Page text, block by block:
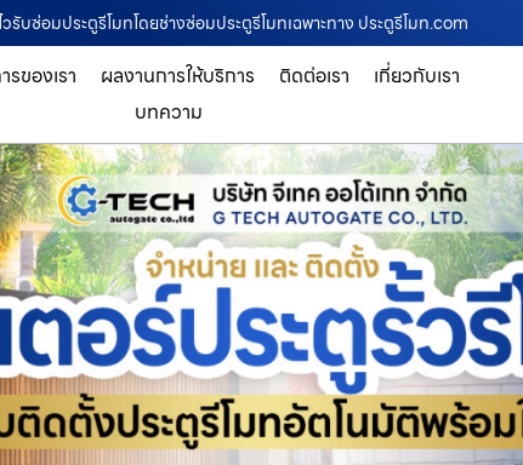
รับซ่อมประตูรีโมทโดยช่างซ่อมประตูรีโมทเฉพาะทาง ประตูรีโมท.com
รของเรา ผลงานการให้บริการ ติดต่อเรา
เกี่ยวกับเรา
บทความ